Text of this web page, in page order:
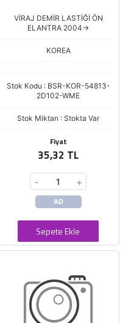
VİRAJ DEMİR LASTİĞİ ÖN
ELANTRA 2004->
KOREA
Stok Kodu : BSR-KOR-54813-
2D102-WME
Stok Miktarı : Stokta Var
Fiyat
35,32 TL
- +
AD
Sepete Ekle